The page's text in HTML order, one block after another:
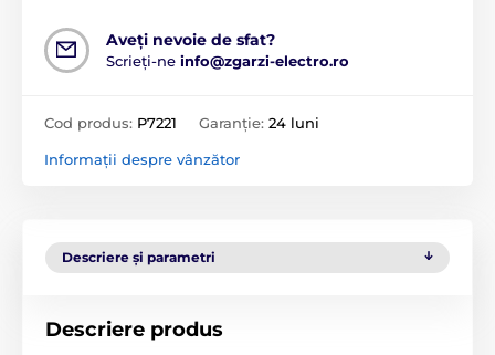
Aveți nevoie de sfat?
Scrieți-ne info@zgarzi-electro.ro
Cod produs: P7221 Garanție: 24 luni
Informații despre vânzător
Descriere și parametri
Descriere produs